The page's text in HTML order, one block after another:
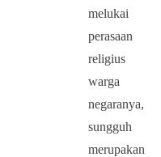
melukai
perasaan
religius
warga
negaranya,
sungguh
merupakan